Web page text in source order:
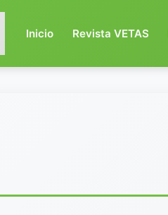
Inicio(current)
Revista VETAS